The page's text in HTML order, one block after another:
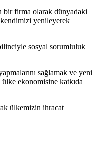
bir firma olarak dünyadaki
yenileyerek
sosyal sorumluluk
sağlamak ve yeni
ülke ekonomisine katkıda
ülkemizin ihracat